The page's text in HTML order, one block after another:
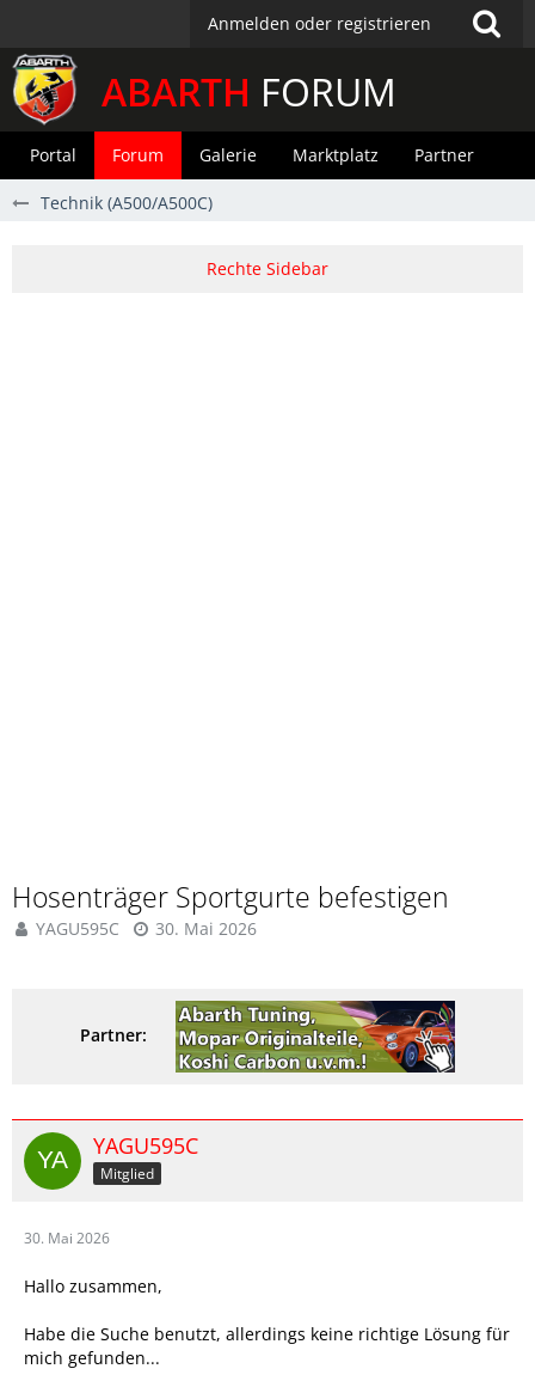
Anmelden oder registrieren
ABARTH FORUM
Portal Forum Galerie Marktplatz Partner
Technik (A500/A500C)
Hosenträger Sportgurte befestigen
YAGU595C 30. Mai 2026
Partner:
YAGU595C
Mitglied
30. Mai 2026
Hallo zusammen,
Habe die Suche benutzt, allerdings keine richtige Lösung für
mich gefunden...